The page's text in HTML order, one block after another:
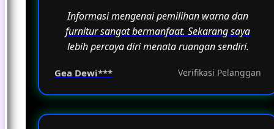
Informasi mengenai pemilihan warna dan
furnitur sangat bermanfaat. Sekarang saya
lebih percaya diri menata ruangan sendiri.
Gea Dewi*** Verifikasi Pelanggan